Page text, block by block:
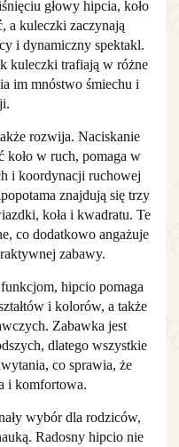
głowy hipcia, koło
a kuleczki zaczynają
i dynamiczny spektakl.
kuleczki trafiają w różne
im mnóstwo śmiechu i
rozwija. Naciskanie
koło w ruch, pomaga w
i koordynacji ruchowej
znajdują się trzy
koła i kwadratu. Te
co dodatkowo angażuje
zabawy.
hipcio pomaga
i kolorów, a także
Zabawka jest
dlatego wszystkie
co sprawia, że
i komfortowa.
wybór dla rodziców,
Radosny hipcio nie